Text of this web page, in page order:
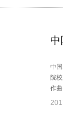
中
中
院
作
戏